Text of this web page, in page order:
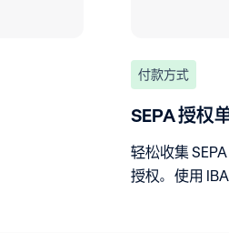
付款方式
SEPA 授权
轻松收集
授权。使用